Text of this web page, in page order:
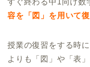
容を「図」を用いて
授業の復習をする時
よりも「図」や「表